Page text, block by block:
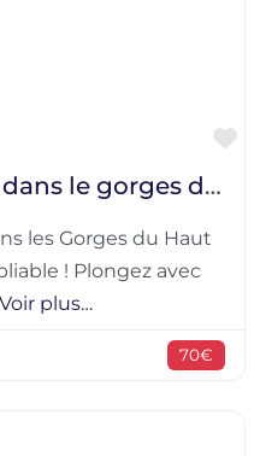
Canyoning Ardèche, dans le gorges du Haut Chassezac
les Gorges du Haut
! Plongez avec
Voir plus…
70€